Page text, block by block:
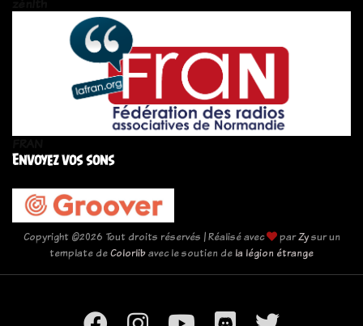
Envoyez vos sons
Copyright ©2026 Tout droits réservés | Réalisé avec parZysur un
template deColorlibavec le soutien de la légion étrange